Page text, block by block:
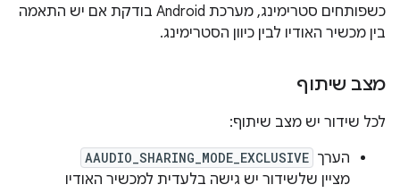
כשפותחים סטרימינג, מערכת Android בודקת אם יש התאמה
בין מכשיר האודיו לבין כיוון הסטרימינג.
מצב שיתוף
לכל שידור יש מצב שיתוף:
הערך AAUDIO_SHARING_MODE_EXCLUSIVE
מציין שלשידור יש גישה בלעדית למכשיר האודיו